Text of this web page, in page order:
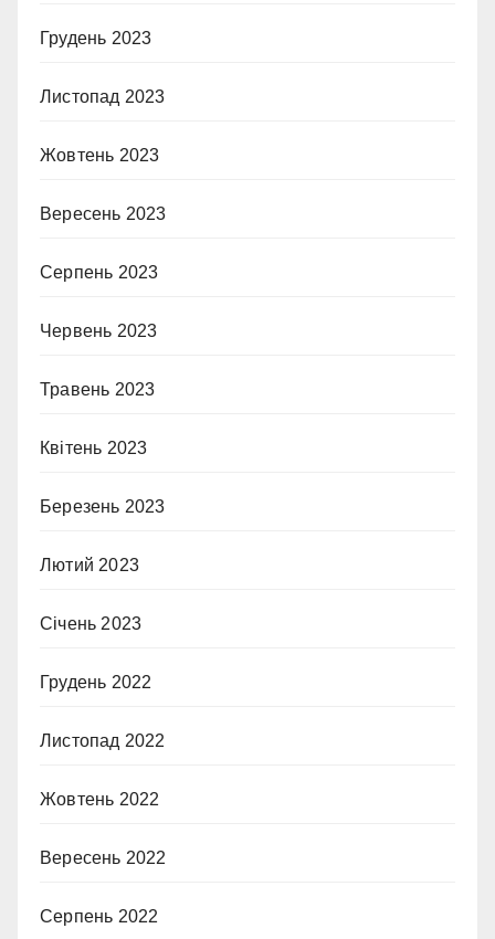
Грудень 2023
Листопад 2023
Жовтень 2023
Вересень 2023
Серпень 2023
Червень 2023
Травень 2023
Квітень 2023
Березень 2023
Лютий 2023
Січень 2023
Грудень 2022
Листопад 2022
Жовтень 2022
Вересень 2022
Серпень 2022